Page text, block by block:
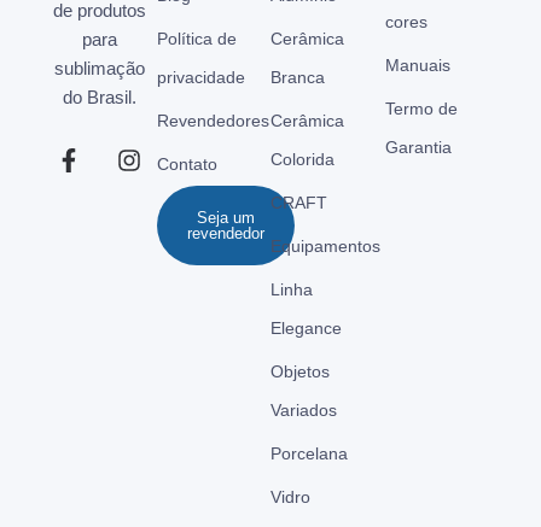
de produtos
para
sublimação
do Brasil.
Política de
privacidade
Revendedores
Contato
Seja um
revendedor
Cerâmica
Branca
Cerâmica
Colorida
CRAFT
Equipamentos
Linha
Elegance
Objetos
Variados
Porcelana
Vidro
cores
Manuais
Termo de
Garantia